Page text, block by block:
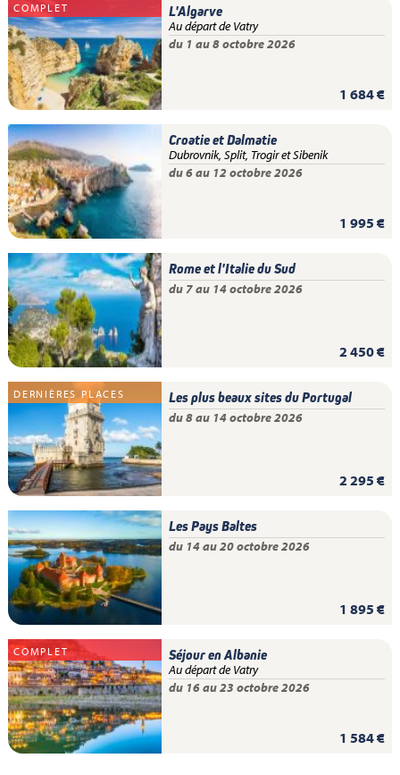
COMPLET
L'Algarve
Au départ de Vatry
du 1 au 8 octobre 2026
1 684 €
Croatie et Dalmatie
Dubrovnik, Split, Trogir et Sibenik
du 6 au 12 octobre 2026
1 995 €
Rome et l'Italie du Sud
du 7 au 14 octobre 2026
2 450 €
DERNIÈRES PLACES Les plus beaux sites du Portugal
du 8 au 14 octobre 2026
2 295 €
Les Pays Baltes
du 14 au 20 octobre 2026
1 895 €
COMPLET
Séjour en Albanie
Au départ de Vatry
du 16 au 23 octobre 2026
1 584 €